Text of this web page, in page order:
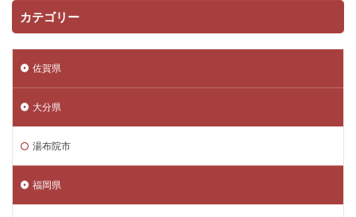
カテゴリー
佐賀県
大分県
湯布院市
福岡県